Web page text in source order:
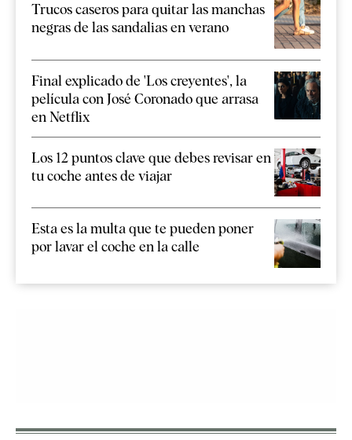
Trucos caseros para quitar las manchas
negras de las sandalias en verano
Final explicado de 'Los creyentes', la
película con José Coronado que arrasa
en Netflix
Los 12 puntos clave que debes revisar en
tu coche antes de viajar
Esta es la multa que te pueden poner
por lavar el coche en la calle